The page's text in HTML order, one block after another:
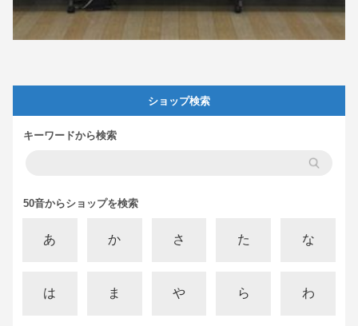
ショップ検索
キーワードから検索
50音からショップを検索
あ か さ た な
は ま や ら わ